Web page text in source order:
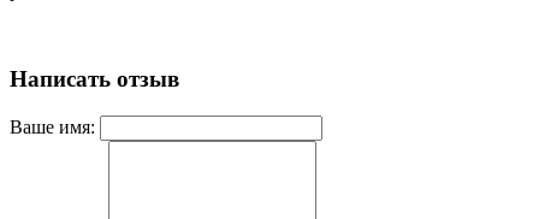
Написать отзыв
Ваше имя: